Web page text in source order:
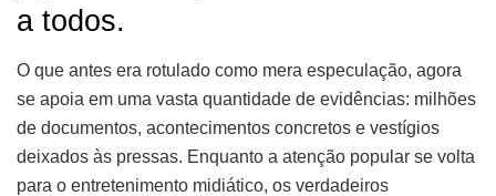
a todos.
O que antes era rotulado como mera especulação, agora
se apoia em uma vasta quantidade de evidências: milhões
de documentos, acontecimentos concretos e vestígios
deixados às pressas. Enquanto a atenção popular se volta
para o entretenimento midiático, os verdadeiros